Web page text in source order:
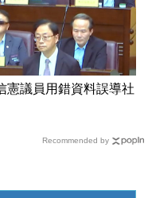
憲議員用錯資料誤導社
Recommended by